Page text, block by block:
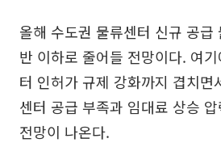
올해 수도권 물류센터 신규 공급
반 이하로 줄어들 전망이다. 여
터 인허가 규제 강화까지 겹치면
센터 공급 부족과 임대료 상승
전망이 나온다.